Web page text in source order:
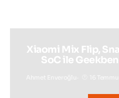
Xiaomi Mix Flip,
SoC ile